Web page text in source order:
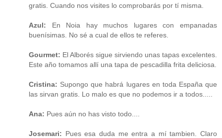
gratis. Cuando nos visites lo comprobarás por tí misma.
Azul: En Noia hay muchos lugares con empanadas
buenísimas. No sé a cual de ellos te referes.
Gourmet: El Alborés sigue sirviendo unas tapas excelentes.
Este año tomamos allí una tapa de pescadilla frita deliciosa.
Cristina: Supongo que habrá lugares en toda España que
las sirvan gratis. Lo malo es que no podemos ir a todos.....
Ana: Pues aún no has visto todo....
Josemari: Pues esa duda me entra a mí tambien. Claro